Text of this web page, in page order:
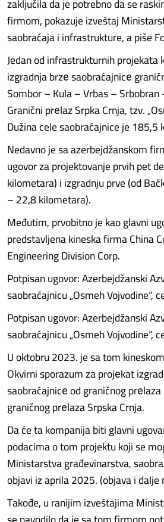
firmom, pokazuje izveštaj
saobraćaja i infrastrukture, a piše
Jedan od infrastrukturnih projekata
izgradnja brzе saobraćajnicе
Sombor – Kula – Vrbas –
Granični prеlaz Srpka Crnja, tzv.
Dužina cele saobraćajnice je 185,5
Nedavno je sa azerbejdžanskom
ugovor za projektovanje prvih pet
kilometara) i izgradnju prve (od
– 22,8 kilometara).
Međutim, prvobitno je kao glavni
predstavljena kineska firma China
Engineering Division Corp.
Potpisan ugovor: Azerbejdžanski
saobraćajnicu „Osmeh Vojvodine“,
Potpisan ugovor: Azerbejdžanski
saobraćajnicu „Osmeh Vojvodine“,
U oktobru 2023. je sa tom
Okvirni sporazum za projеkat
saobraćajnicе od graničnog
graničnog prеlaza Srpska Crnja.
Da će ta kompanija biti glavni
podacima o tom projektu koji se
Ministarstva građevinarstva,
objavi iz aprila 2025. (objava i dalje
Takođe, u ranijim izveštajima